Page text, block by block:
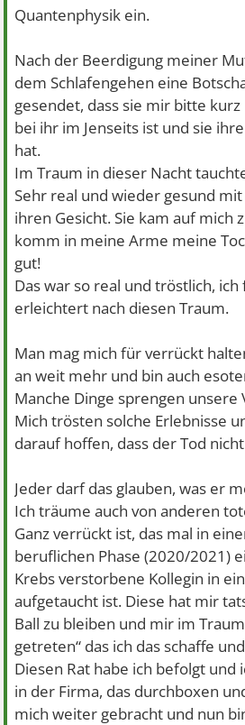
Quantenphysik ein.
Nach der Beerdigung meiner
dem Schlafengehen eine
gesendet, dass sie mir bitte
bei ihr im Jenseits ist und sie
hat.
Im Traum in dieser Nacht
Sehr real und wieder gesund
ihren Gesicht. Sie kam auf mich
komm in meine Arme meine
gut!
Das war so real und tröstlich,
erleichtert nach diesen Traum.
Man mag mich für verrückt
an weit mehr und bin auch
Manche Dinge sprengen
Mich trösten solche Erlebnisse
darauf hoffen, dass der Tod
Jeder darf das glauben, was er
Ich träume auch von anderen
Ganz verrückt ist, das mal in
beruflichen Phase (2020/2021)
Krebs verstorbene Kollegin in
aufgetaucht ist. Diese hat mir
Ball zu bleiben und mir im
getreten“ das ich das schaffe
Diesen Rat habe ich befolgt und
in der Firma, das durchboxen
mich weiter gebracht und nun